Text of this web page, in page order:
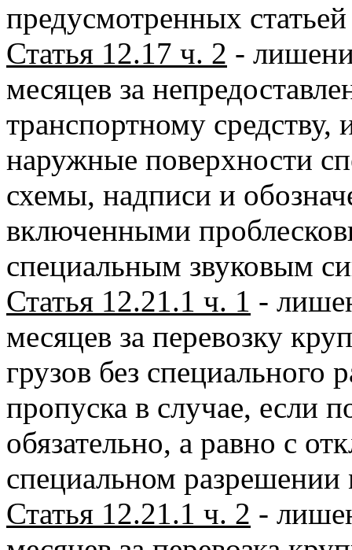
предусмотренных
Статья 12.17 ч. 2 -
месяцев за
транспортному
наружные поверхности
схемы, надписи и
включенными
специальным звуковым
Статья 12.21.1 ч. 1 -
месяцев за перевозку
грузов без специального
пропуска в случае, если
обязательно, а равно с
специальном
Статья 12.21.1 ч. 2 -